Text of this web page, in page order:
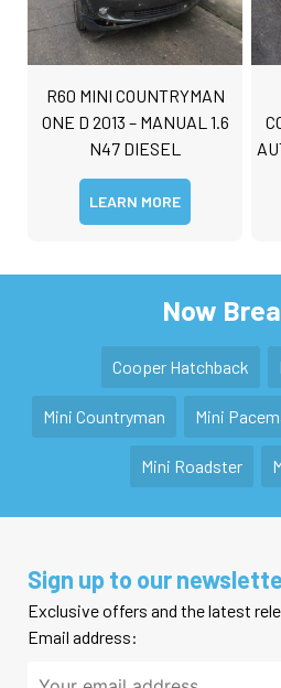
R60 MINI COUNTRYMAN
ONE D 2013 – MANUAL 1.6
N47 DIESEL
LEARN MORE
Now
Cooper Hatchback
Mini Countryman Mini
Mini Roadster
Sign up to our
Exclusive offers and the latest
Email address: